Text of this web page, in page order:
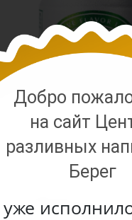
Добро
на сайт
разливных
Берег